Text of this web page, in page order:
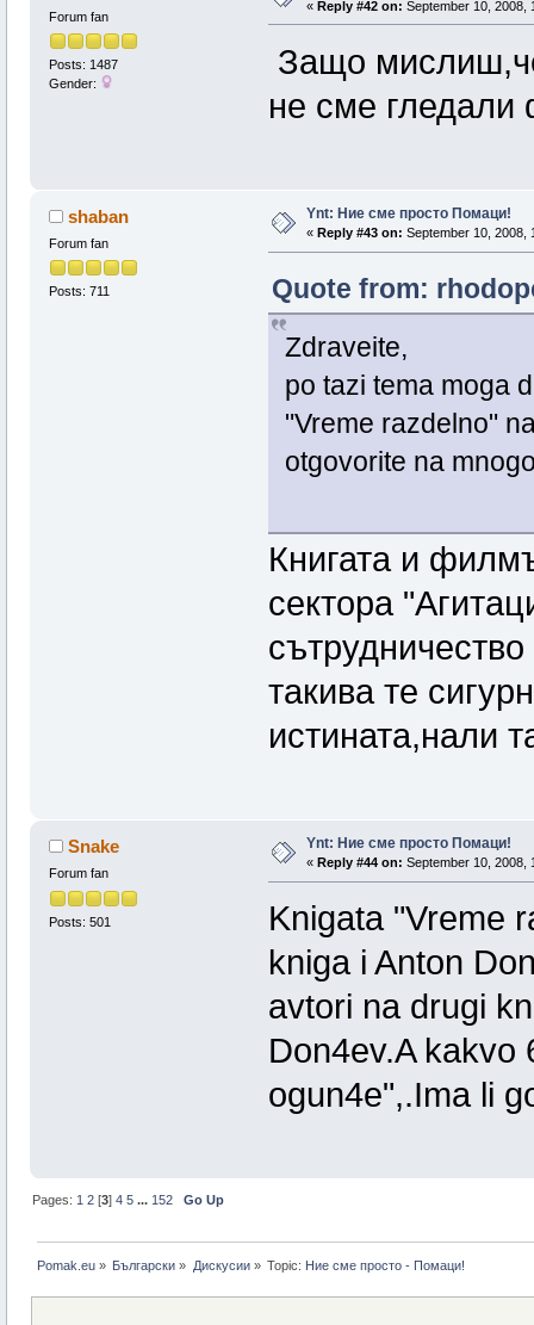
Forum fan
Posts: 1487
Gender:
« Reply #42 on: September 10, 2008,
Защо
не сме
shaban
Forum fan
Posts: 711
Ynt: Ние сме просто Помаци!
« Reply #43 on: September 10, 2008,
Quote from:
Zdraveite,
po tazi tema moga
"Vreme razdelno"
otgovorite na
Книгата и
сектора
такива те
истината,нали
Snake
Forum fan
Posts: 501
Ynt: Ние сме просто Помаци!
« Reply #44 on: September 10, 2008,
Knigata "Vreme
kniga i Anton
avtori na drugi
Don4ev.A kakvo
ogun4e",.Ima li
Pages:1 2 [3]4 5 ...152 Go Up
Pomak.eu » Български » Дискусии» Topic: Ние сме просто - Помаци!